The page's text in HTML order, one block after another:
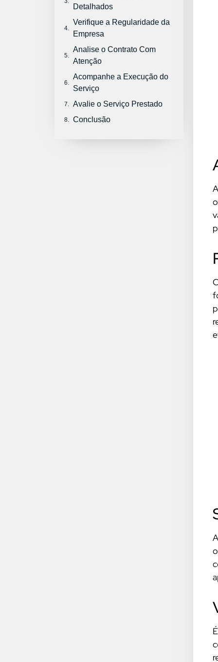
Detalhados
Verifique a Regularidade da
Empresa
Analise o Contrato Com
Atenção
Acompanhe a Execução do
Serviço
Avalie o Serviço Prestado
Conclusão